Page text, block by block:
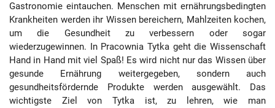
Gastronomie eintauchen. Menschen mit ernährungsbedingten
Krankheiten werden ihr Wissen bereichern, Mahlzeiten kochen,
um die Gesundheit zu verbessern oder sogar
wiederzugewinnen. In Pracownia Tytka geht die Wissenschaft
Hand in Hand mit viel Spaß! Es wird nicht nur das Wissen über
gesunde Ernährung weitergegeben, sondern auch
gesundheitsfördernde Produkte werden ausgewählt. Das
wichtigste Ziel von Tytka ist, zu lehren, wie man